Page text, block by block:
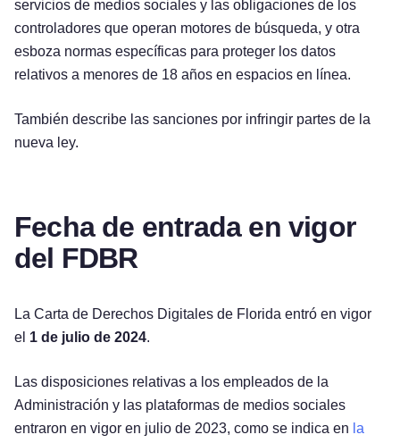
servicios de medios sociales y las obligaciones de los
controladores que operan motores de búsqueda, y otra
esboza normas específicas para proteger los datos
relativos a menores de 18 años en espacios en línea.
También describe las sanciones por infringir partes de la
nueva ley.
Fecha de entrada en vigor
del FDBR
La Carta de Derechos Digitales de Florida entró en vigor
el 1 de julio de 2024.
Las disposiciones relativas a los empleados de la
Administración y las plataformas de medios sociales
entraron en vigor en julio de 2023, como se indica en la